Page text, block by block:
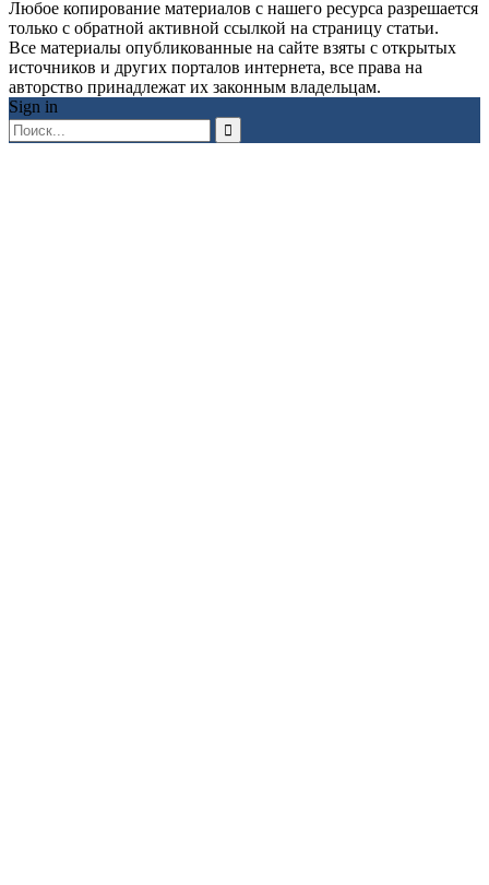
Любое копирование материалов с нашего ресурса разрешается
только с обратной активной ссылкой на страницу статьи.
Все материалы опубликованные на сайте взяты с открытых
источников и других порталов интернета, все права на
авторство принадлежат их законным владельцам.
Sign in